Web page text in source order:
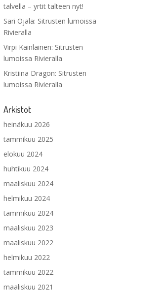
talvella – yrtit talteen nyt!
Sari Ojala: Sitrusten lumoissa
Rivieralla
Virpi Kainlainen: Sitrusten
lumoissa Rivieralla
Kristiina Dragon: Sitrusten
lumoissa Rivieralla
Arkistot
heinäkuu 2026
tammikuu 2025
elokuu 2024
huhtikuu 2024
maaliskuu 2024
helmikuu 2024
tammikuu 2024
maaliskuu 2023
maaliskuu 2022
helmikuu 2022
tammikuu 2022
maaliskuu 2021